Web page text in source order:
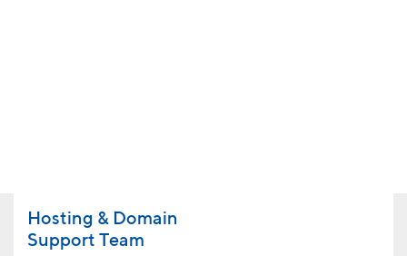
Hosting & Domain
Support Team